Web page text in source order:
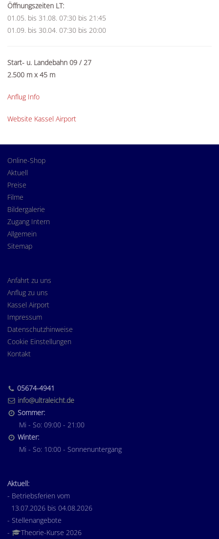
Öffnungszeiten LT:
01.05. bis 31.08. 07:30 bis 21:45
01.09. bis 30.04. 07:30 bis 20:00
Start- u. Landebahn 09 / 27
2.500 m x 45 m
Anflug Info
Website Kassel Airport
Online-Shop
Aktuell
Preise
Filme
Bildergalerie
Zugang Intern
Allgemein
Sitemap
Anfahrt zu uns
Anflug zu uns
Kassel Airport
Impressum
Datenschutzhinweise
Cookie Einstellungen
Kontakt
05674-4941
info@ultraleicht.de
Sommer:
Mi - So: 09:00 - 21:00
Winter:
Mi - So: 10:00 - Sonnenuntergang
Aktuell:
- Betriebsferien vom
13.07.2026 bis 04.08.2026
- Stellenangebote
-
Theorie-Kurse 2026